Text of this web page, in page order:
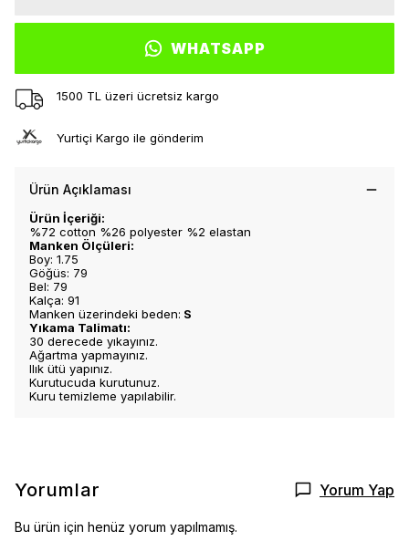
WHATSAPP
1500 TL üzeri ücretsiz kargo
Yurtiçi Kargo ile gönderim
Ürün Açıklaması
Ürün İçeriği:
%72 cotton %26 polyester %2 elastan
Manken Ölçüleri:
Boy: 1.75
Göğüs: 79
Bel: 79
Kalça: 91
Manken üzerindeki beden: S
Yıkama Talimatı:
30 derecede yıkayınız.
Ağartma yapmayınız.
Ilık ütü yapınız.
Kurutucuda kurutunuz.
Kuru temizleme yapılabilir.
Yorumlar Yorum Yap
Bu ürün için henüz yorum yapılmamış.